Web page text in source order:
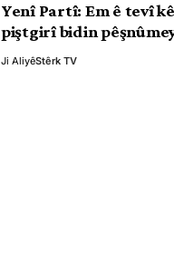
Yenî Partî: Em ê tevî
piştgirî bidin
Ji AliyêStêrk TV